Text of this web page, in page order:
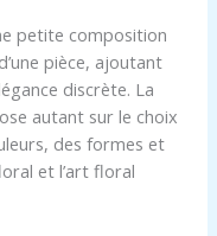
petite composition
pièce, ajoutant
discrète. La
autant sur le choix
des formes et
et l’art floral